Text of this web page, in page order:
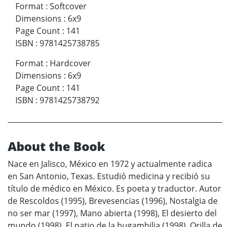
Format : Softcover
Dimensions : 6x9
Page Count : 141
ISBN : 9781425738785
Format : Hardcover
Dimensions : 6x9
Page Count : 141
ISBN : 9781425738792
About the Book
Nace en Jalisco, México en 1972 y actualmente radica
en San Antonio, Texas. Estudió medicina y recibió su
título de médico en México. Es poeta y traductor. Autor
de Rescoldos (1995), Brevesencias (1996), Nostalgia de
no ser mar (1997), Mano abierta (1998), El desierto del